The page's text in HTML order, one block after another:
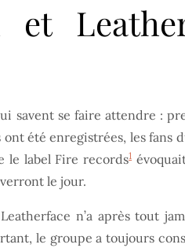
et
savent se faire attendre :
ont été enregistrées, les
le label Fire records1
verront le jour.
n’a après tout
le groupe a toujours